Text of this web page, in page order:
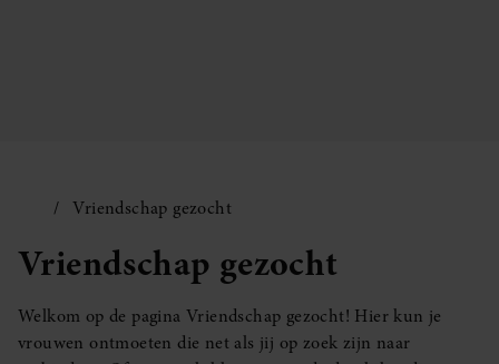
Vriendschap gezocht
Vriendschap gezocht
Welkom op de pagina Vriendschap gezocht! Hier kun je
vrouwen ontmoeten die net als jij op zoek zijn naar